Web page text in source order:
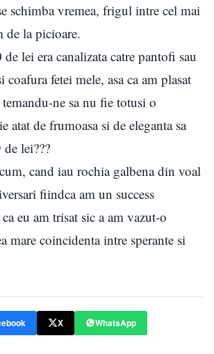
schimba vremea, frigul intre cel mai
de la picioare.
de lei era canalizata catre pantofi sau
coafura fetei mele, asa ca am plasat
ne sa nu fie totusi o
atat de frumoasa si de eleganta sa
lei???
cand iau rochia galbena din voal
fiindca am un success
eu am trisat sic a am vazut-o
mare coincidenta intre sperante si
X
WhatsApp